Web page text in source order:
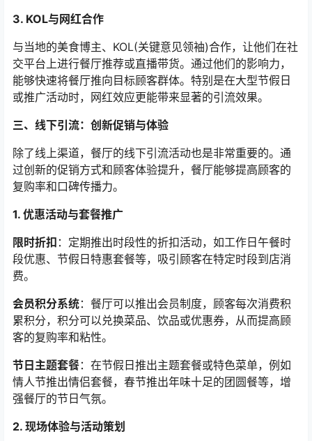
3. KOL与网红合作
与当地的美食博主、KOL(关键意见领袖)合作，让他们在社
交平台上进行餐厅推荐或直播带货。通过他们的影响力，
能够快速将餐厅推向目标顾客群体。特别是在大型节假日
或推广活动时，网红效应更能带来显著的引流效果。
三、线下引流：创新促销与体验
除了线上渠道，餐厅的线下引流活动也是非常重要的。通
过创新的促销方式和顾客体验提升，餐厅能够提高顾客的
复购率和口碑传播力。
1. 优惠活动与套餐推广
限时折扣 ：定期推出时段性的折扣活动，如工作日午餐时
段优惠、节假日特惠套餐等，吸引顾客在特定时段到店消
费。
会员积分系统：餐厅可以推出会员制度，顾客每次消费积
累积分，积分可以兑换菜品、饮品或优惠券，从而提高顾
客的复购率和粘性。
节日主题套餐：在节假日推出主题套餐或特色菜单，例如
情人节推出情侣套餐，春节推出年味十足的团圆餐等，增
强餐厅的节日气氛。
2. 现场体验与活动策划